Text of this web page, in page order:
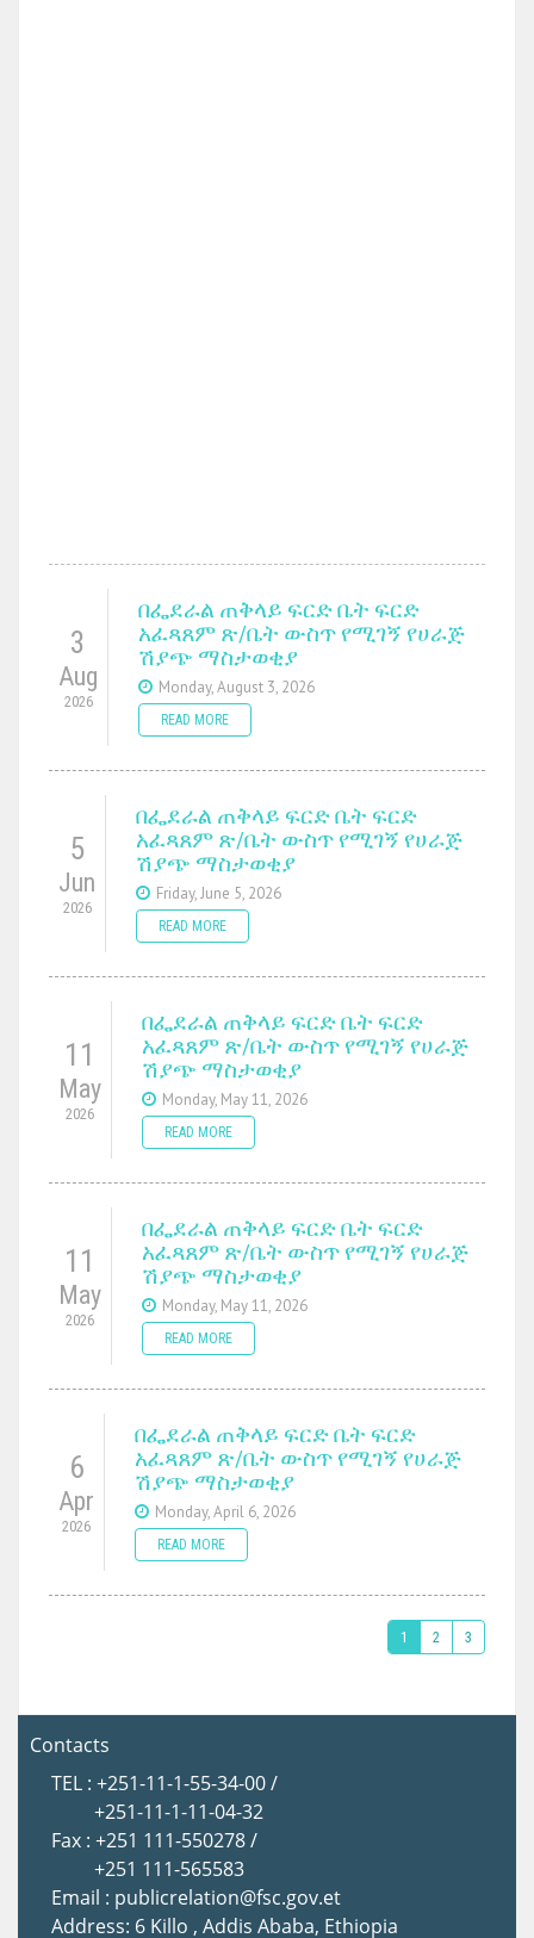
3
Aug
2026
በፌደራል ጠቅላይ ፍርድ ቤት ፍርድ
አፈጻጸም ጽ/ቤት ውስጥ የሚገኝ የሀራጅ
ሽያጭ ማስታወቂያ
Monday, August 3, 2026
READ MORE
5
Jun
2026
በፌደራል ጠቅላይ ፍርድ ቤት ፍርድ
አፈጻጸም ጽ/ቤት ውስጥ የሚገኝ የሀራጅ
ሽያጭ ማስታወቂያ
Friday, June 5, 2026
READ MORE
11
May
2026
በፌደራል ጠቅላይ ፍርድ ቤት ፍርድ
አፈጻጸም ጽ/ቤት ውስጥ የሚገኝ የሀራጅ
ሽያጭ ማስታወቂያ
Monday, May 11, 2026
READ MORE
11
May
2026
በፌደራል ጠቅላይ ፍርድ ቤት ፍርድ
አፈጻጸም ጽ/ቤት ውስጥ የሚገኝ የሀራጅ
ሽያጭ ማስታወቂያ
Monday, May 11, 2026
READ MORE
6
Apr
2026
በፌደራል ጠቅላይ ፍርድ ቤት ፍርድ
አፈጻጸም ጽ/ቤት ውስጥ የሚገኝ የሀራጅ
ሽያጭ ማስታወቂያ
Monday, April 6, 2026
READ MORE
1 2 3
Contacts
TEL : +251-11-1-55-34-00 /
+251-11-1-11-04-32
Fax : +251 111-550278 /
+251 111-565583
Email : publicrelation@fsc.gov.et
Address: 6 Killo , Addis Ababa, Ethiopia